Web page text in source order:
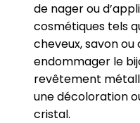
de nager ou
cosmétiques tels
cheveux, savon
endommager le
revêtement
une décoloration
cristal.